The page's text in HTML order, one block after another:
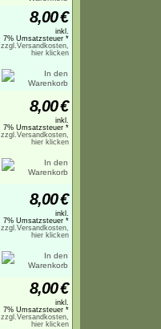
8,00€
inkl.
7% Umsatzsteuer *
zzgl.Versandkosten,
hier klicken
8,00€
inkl.
7% Umsatzsteuer *
zzgl.Versandkosten,
hier klicken
8,00€
inkl.
7% Umsatzsteuer *
zzgl.Versandkosten,
hier klicken
8,00€
inkl.
7% Umsatzsteuer *
zzgl.Versandkosten,
hier klicken